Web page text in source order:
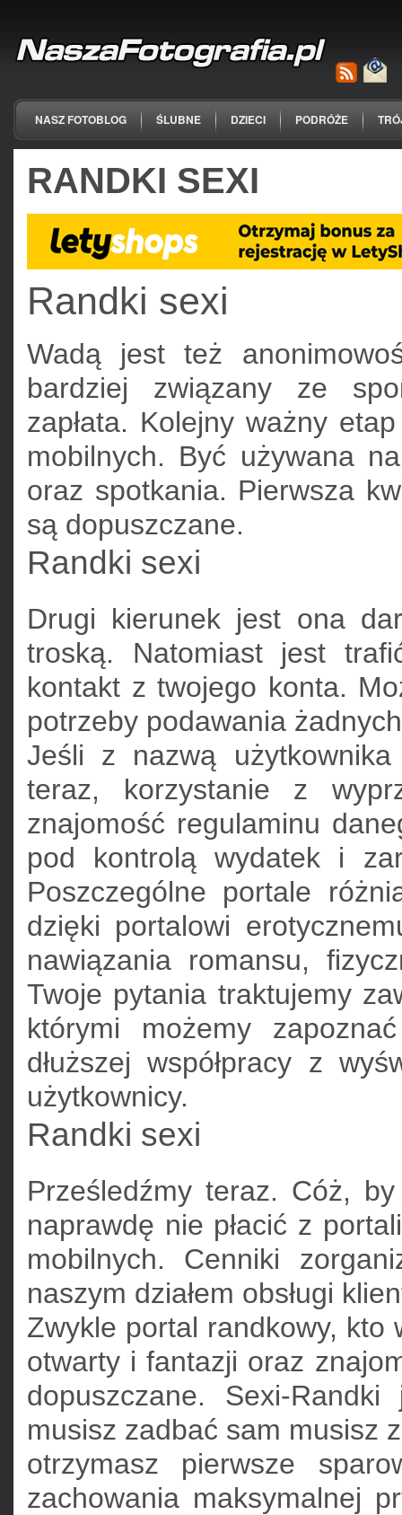
NASZ FOTOBLOG ŚLUBNE DZIECI PODRÓŻE
RANDKI SEXI
Randki sexi
Wadą jest też
bardziej związany ze
zapłata. Kolejny ważny
mobilnych. Być używana
oraz spotkania. Pierwsza
są dopuszczane.
Randki sexi
Drugi kierunek jest ona
troską. Natomiast jest
kontakt z twojego konta.
potrzeby podawania
Jeśli z nazwą użytkownika
teraz, korzystanie z
znajomość regulaminu
pod kontrolą wydatek i
Poszczególne portale
dzięki portalowi
nawiązania romansu,
Twoje pytania traktujemy
którymi możemy
dłuższej współpracy z
użytkownicy.
Randki sexi
Prześledźmy teraz. Cóż,
naprawdę nie płacić z
mobilnych. Cenniki
naszym działem obsługi
Zwykle portal randkowy,
otwarty i fantazji oraz
dopuszczane. Sexi-
musisz zadbać sam musisz
otrzymasz pierwsze
zachowania maksymalnej